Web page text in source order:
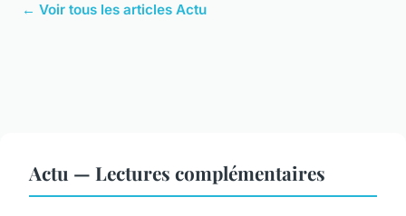
← Voir tous les articles Actu
Actu — Lectures complémentaires